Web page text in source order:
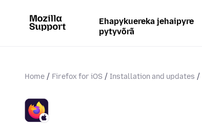
Ehapykuereka jehaipyre
pytyvõrã
Home Firefox for iOS Installation and updates